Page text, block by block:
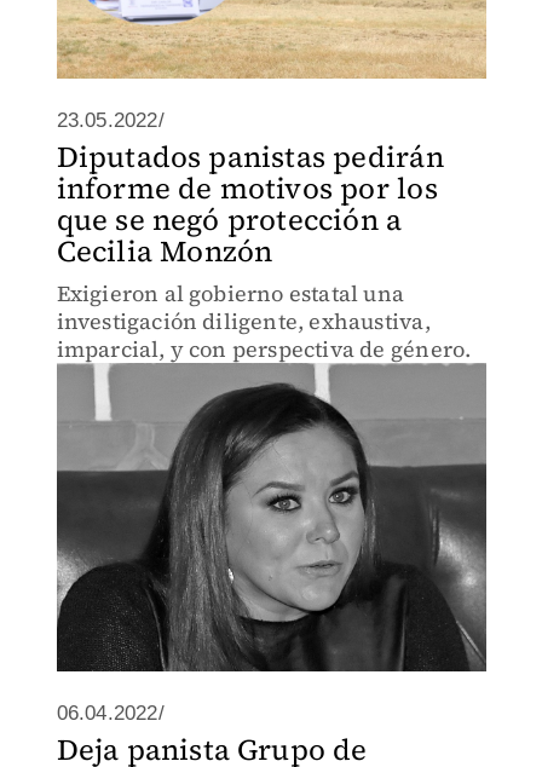
23.05.2022/
Diputados panistas pedirán
informe de motivos por los
que se negó protección a
Cecilia Monzón
Exigieron al gobierno estatal una
investigación diligente, exhaustiva,
imparcial, y con perspectiva de género.
06.04.2022/
Deja panista Grupo de